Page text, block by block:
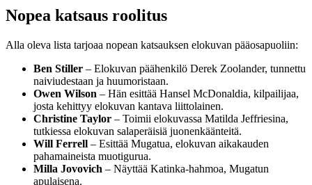
Nopea katsaus roolitus
Alla oleva lista tarjoaa nopean katsauksen elokuvan pääosapuoliin:
Ben Stiller – Elokuvan päähenkilö Derek Zoolander, tunnettu
naiviudestaan ja huumoristaan.
Owen Wilson – Hän esittää Hansel McDonaldia, kilpailijaa,
josta kehittyy elokuvan kantava liittolainen.
Christine Taylor – Toimii elokuvassa Matilda Jeffriesina,
tutkiessa elokuvan salaperäisiä juonenkäänteitä.
Will Ferrell – Esittää Mugatua, elokuvan aikakauden
pahamaineista muotigurua.
Milla Jovovich – Näyttää Katinka-hahmoa, Mugatun
apulaisena.